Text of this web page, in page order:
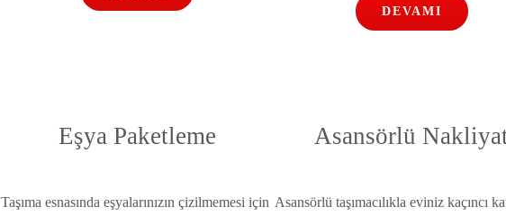
DEVAMI
Eşya Paketleme
Taşıma esnasında eşyalarınızın çizilmemesi için
Asansörlü
Asansörlü taşımacılıkla eviniz kaçıncı